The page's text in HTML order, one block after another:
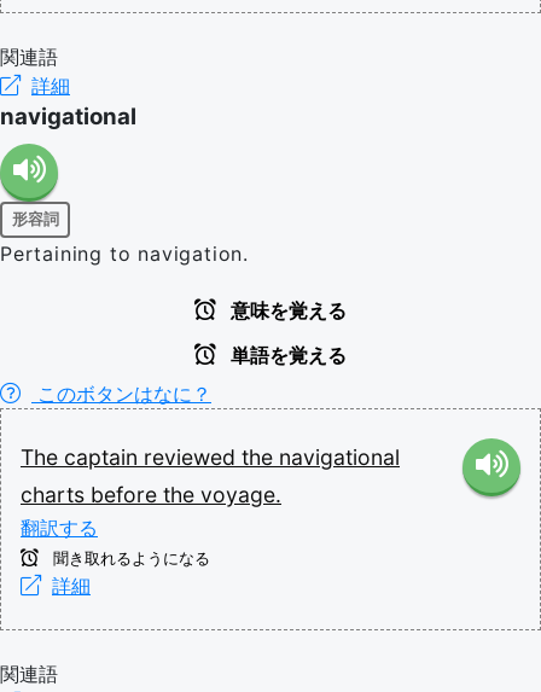
関連語
詳細
navigational
形容詞
Pertaining to navigation.
意味を覚える
単語を覚える
このボタンはなに？
The captain reviewed the navigational
charts before the voyage.
翻訳する
聞き取れるようになる
詳細
関連語